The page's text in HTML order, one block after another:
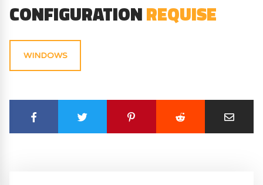
CONFIGURATIONREQUISE
WINDOWS